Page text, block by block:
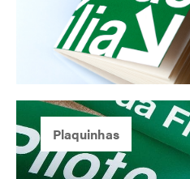
Plaquinhas